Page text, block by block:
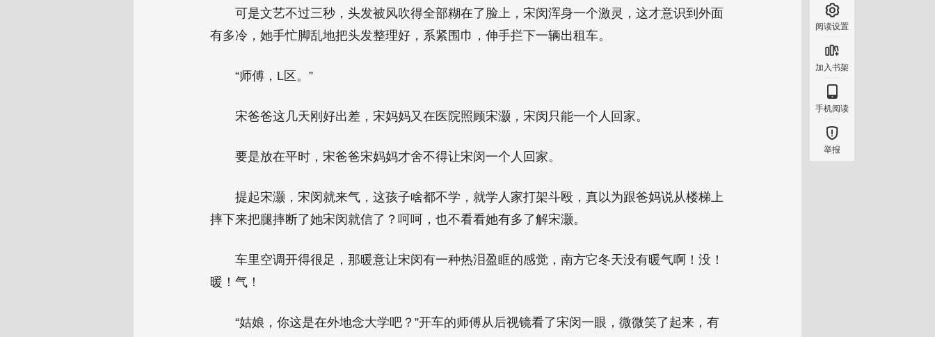

阅读设置

加入书架

手机阅读

举报
可是文艺不过三秒，头发被风吹得全部糊在了脸上，宋闵浑身一个激灵，这才意识到外面
有多冷，她手忙脚乱地把头发整理好，系紧围巾，伸手拦下一辆出租车。
“师傅，L区。”
宋爸爸这几天刚好出差，宋妈妈又在医院照顾宋灏，宋闵只能一个人回家。
要是放在平时，宋爸爸宋妈妈才舍不得让宋闵一个人回家。
提起宋灏，宋闵就来气，这孩子啥都不学，就学人家打架斗殴，真以为跟爸妈说从楼梯上
摔下来把腿摔断了她宋闵就信了？呵呵，也不看看她有多了解宋灏。
车里空调开得很足，那暖意让宋闵有一种热泪盈眶的感觉，南方它冬天没有暖气啊！没！
暖！气！
“姑娘，你这是在外地念大学吧？”开车的师傅从后视镜看了宋闵一眼，微微笑了起来，有